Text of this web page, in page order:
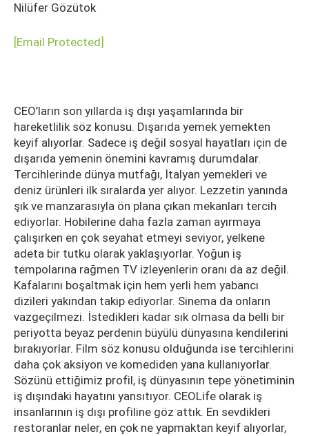
Nilüfer Gözütok
[email Protected]
CEO’ların son yıllarda iş dışı yaşamlarında bir
hareketlilik söz konusu. Dışarıda yemek yemekten
keyif alıyorlar. Sadece iş değil sosyal hayatları için de
dışarıda yemenin önemini kavramış durumdalar.
Tercihlerinde dünya mutfağı, İtalyan yemekleri ve
deniz ürünleri ilk sıralarda yer alıyor. Lezzetin yanında
şık ve manzarasıyla ön plana çıkan mekanları tercih
ediyorlar. Hobilerine daha fazla zaman ayırmaya
çalışırken en çok seyahat etmeyi seviyor, yelkene
adeta bir tutku olarak yaklaşıyorlar. Yoğun iş
tempolarına rağmen TV izleyenlerin oranı da az değil.
Kafalarını boşaltmak için hem yerli hem yabancı
dizileri yakından takip ediyorlar. Sinema da onların
vazgeçilmezi. İstedikleri kadar sık olmasa da belli bir
periyotta beyaz perdenin büyülü dünyasına kendilerini
bırakıyorlar. Film söz konusu olduğunda ise tercihlerini
daha çok aksiyon ve komediden yana kullanıyorlar.
Sözünü ettiğimiz profil, iş dünyasının tepe yönetiminin
iş dışındaki hayatını yansıtıyor. CEOLife olarak iş
insanlarının iş dışı profiline göz attık. En sevdikleri
restoranlar neler, en çok ne yapmaktan keyif alıyorlar,